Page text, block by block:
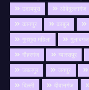
उदायपुरा
ओबेदुल्लागंज
कानपुर
काबुल
गुमशुदा महिला
गुलाबगंज
गौहरगंज
ग्यारसपुर
जबलपुर
जयपुर
दिल्ली
दीवानगंज